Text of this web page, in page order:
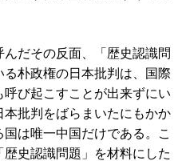
だその反面、「歴史認識問
朴政権の日本批判は、国際
び起こすことが出来ずにい
批判をばらまいたにもかか
は唯一中国だけである。こ
史認識問題」を材料にした